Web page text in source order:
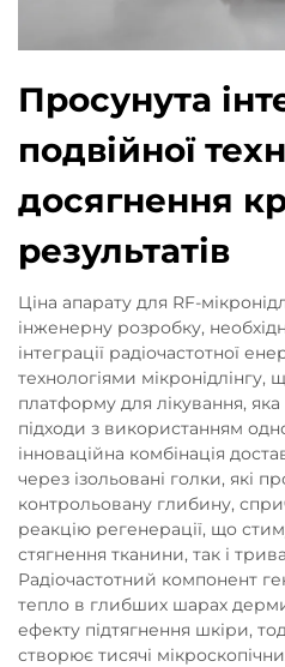
Просунута
подвійної
досягнення
результатів
Ціна апарату для RF-
інженерну розробку,
інтеграції радіочастотної
технологіями
платформу для лікування,
підходи з використанням
інноваційна комбінація
через ізольовані голки, які
контрольовану глибину,
реакцію регенерації, що
стягнення тканини, так і
Радіочастотний компонент
тепло в глибших шарах
ефекту підтягнення шкіри,
створює тисячі